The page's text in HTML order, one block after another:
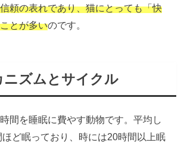
頼の表れであり、猫にとっても「快
とが多いのです。
ニズムとサイクル
間を睡眠に費やす動物です。平均し
ど眠っており、時には20時間以上眠